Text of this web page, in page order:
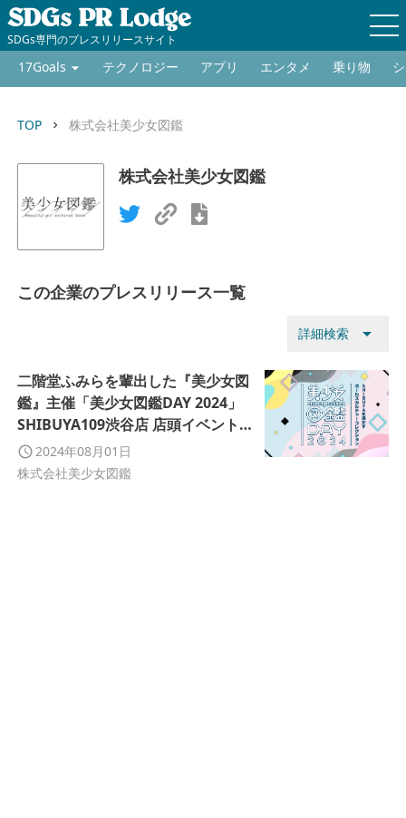
SDGs専門のプレスリリースサイト
17Goals テクノロジー アプリ エンタメ 乗り物
TOP keyboard_arrow_right 株式会社美少女図鑑
株式会社美少女図鑑
この企業のプレスリリース一覧
詳細検索 arrow_drop_down
二階堂ふみらを輩出した『美少女図
鑑』主催「美少女図鑑DAY 2024」
SHIBUYA109渋谷店 店頭イベントス
ペースにて11月24日(日)に初開催
2024年08月01日
株式会社美少女図鑑